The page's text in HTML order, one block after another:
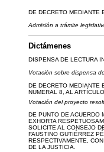
DE DECRETO MEDIANTE
Admisión a trámite
Dictámenes
DISPENSA DE LECTURA
Votación sobre dispensa
DE DECRETO MEDIANTE
NUMERAL 8, AL
Votación del proyecto
DE PUNTO DE ACUERDO
EXHORTA
SOLICITE AL CONSEJO
FAUSTINO GUTIÉRREZ
RESPECTIVAMENTE,
DE LA JUSTICIA.